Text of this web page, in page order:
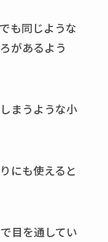
も同じような
があるよう
まうような小
にも使えると
目を通してい